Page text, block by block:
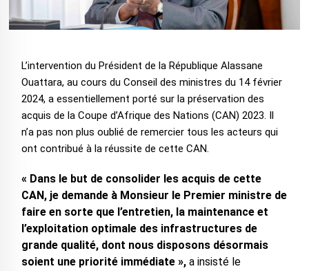
L’intervention du Président de la République Alassane
Ouattara, au cours du Conseil des ministres du 14 février
2024, a essentiellement porté sur la préservation des
acquis de la Coupe d’Afrique des Nations (CAN) 2023. Il
n’a pas non plus oublié de remercier tous les acteurs qui
ont contribué à la réussite de cette CAN.
« Dans le but de consolider les acquis de cette
CAN, je demande à Monsieur le Premier ministre de
faire en sorte que l’entretien, la maintenance et
l’exploitation optimale des infrastructures de
grande qualité, dont nous disposons désormais
soient une priorité immédiate »,a insisté le